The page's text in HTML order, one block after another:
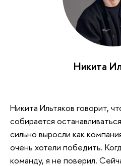
Никита
Никита Ильтяков говорит,
собирается
сильно выросли как
очень хотели победить.
команду, я не поверил.